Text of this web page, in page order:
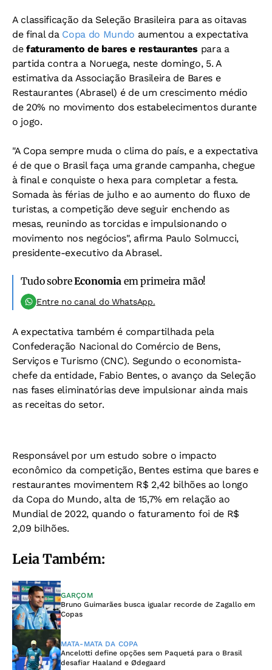
A classificação da Seleção Brasileira para as oitavas
de final da Copa do Mundo aumentou a expectativa
defaturamento de bares e restaurantes para a
partida contra a Noruega, neste domingo, 5. A
estimativa da Associação Brasileira de Bares e
Restaurantes (Abrasel) é de um crescimento médio
de 20% no movimento dos estabelecimentos durante
o jogo.
"A Copa sempre muda o clima do país, e a expectativa
é de que o Brasil faça uma grande campanha, chegue
à final e conquiste o hexa para completar a festa.
Somada às férias de julho e ao aumento do fluxo de
turistas, a competição deve seguir enchendo as
mesas, reunindo as torcidas e impulsionando o
movimento nos negócios", afirma Paulo Solmucci,
presidente-executivo da Abrasel.
Tudo sobreEconomia em primeira mão!
Entre no canal do WhatsApp.
A expectativa também é compartilhada pela
Confederação Nacional do Comércio de Bens,
Serviços e Turismo (CNC). Segundo o economista-
chefe da entidade, Fabio Bentes, o avanço da Seleção
nas fases eliminatórias deve impulsionar ainda mais
as receitas do setor.
Responsável por um estudo sobre o impacto
econômico da competição, Bentes estima que bares e
restaurantes movimentem R$ 2,42 bilhões ao longo
da Copa do Mundo, alta de 15,7% em relação ao
Mundial de 2022, quando o faturamento foi de R$
2,09 bilhões.
Leia Também:
GARÇOM
Bruno Guimarães busca igualar recorde de Zagallo em
Copas
MATA-MATA DA COPA
Ancelotti define opções sem Paquetá para o Brasil
desafiar Haaland e Ødegaard